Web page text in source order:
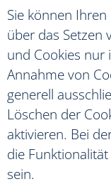
Sie können
über das Setzen
und Cookies nur
Annahme von
generell
Löschen der
aktivieren. Bei
die
sein.